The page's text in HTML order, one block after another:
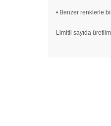
• Benzer renklerle
Limitli sayıda